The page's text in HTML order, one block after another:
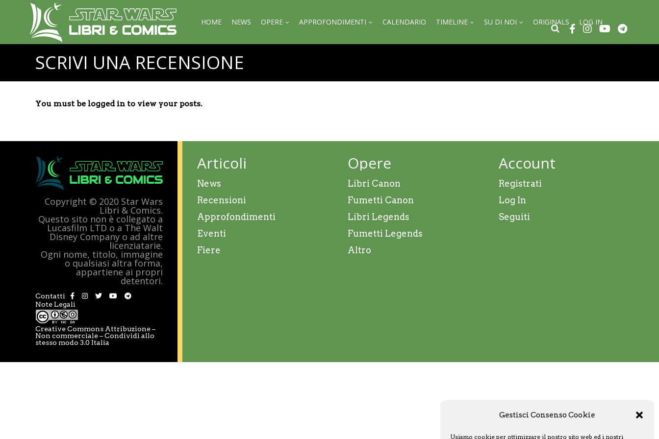
Gestisci Consenso Cookie
Usiamo cookie per ottimizzare il nostro sito web ed i nostri
HOME NEWS OPERE APPROFONDIMENTI CALENDARIO TIMELINE SU DI NOI ORIGINALS LOG IN
SCRIVI UNA RECENSIONE
You must be logged in to view your posts.
Copyright © 2020 Star Wars
Libri & Comics.
Questo sito non è collegato a
Lucasfilm LTD o a The Walt
Disney Company o ad altre
licenziatarie.
Ogni nome, titolo, immagine
o qualsiasi altra forma,
appartiene ai propri
detentori.
Contatti
Note Legali
Creative Commons Attribuzione –
Non commerciale – Condividi allo
stesso modo 3.0 Italia
Articoli
News
Recensioni
Approfondimenti
Eventi
Fiere
Opere
Libri Canon
Fumetti Canon
Libri Legends
Fumetti Legends
Altro
Account
Registrati
Log In
Seguiti